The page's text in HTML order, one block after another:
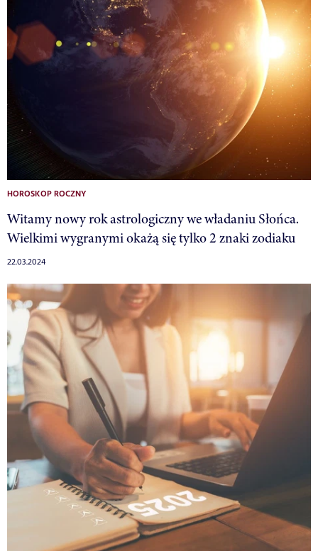
HOROSKOP ROCZNY
Witamy nowy rok astrologiczny we władaniu Słońca.
Wielkimi wygranymi okażą się tylko 2 znaki zodiaku
22.03.2024